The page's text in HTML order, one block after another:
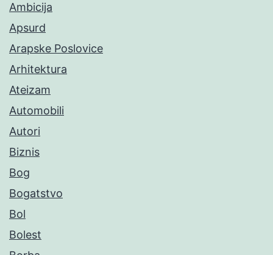
Ambicija
Apsurd
Arapske Poslovice
Arhitektura
Ateizam
Automobili
Autori
Biznis
Bog
Bogatstvo
Bol
Bolest